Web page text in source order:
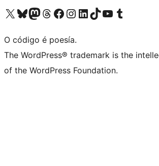
Visita la cuenta de X (anteriormente Twitter)
Visita a nosa conta de Bluesky
Visita a nosa conta de Mastodon
Visita a nosa conta de Threads
Visita a nosa páxina de Facebook
Visita a nosa conta de Instagram
Visita a nosa conta de LinkedIn
Visita a nosa conta de TikTok
Visita a nosa canle de YouTube
Visita a nosa conta de Tumblr
O código é poesía.
The WordPress® trademark is the
of the WordPress Foundation.